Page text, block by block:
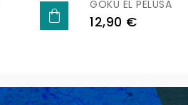
GOKU EL PELUSA
Precio
12,90 €